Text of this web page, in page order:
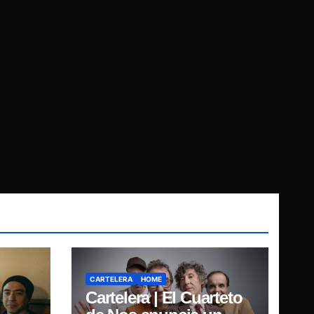
CARTELERA HOME
Cartelera | El Cuarteto